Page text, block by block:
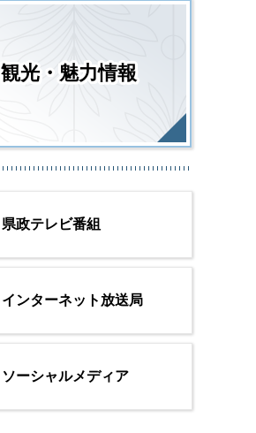
観光・魅力情報
県政テレビ番組
インターネット放送局
ソーシャルメディア